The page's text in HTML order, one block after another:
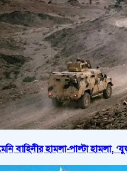
বাহিনীর হামলা-পাল্টা হামলা,